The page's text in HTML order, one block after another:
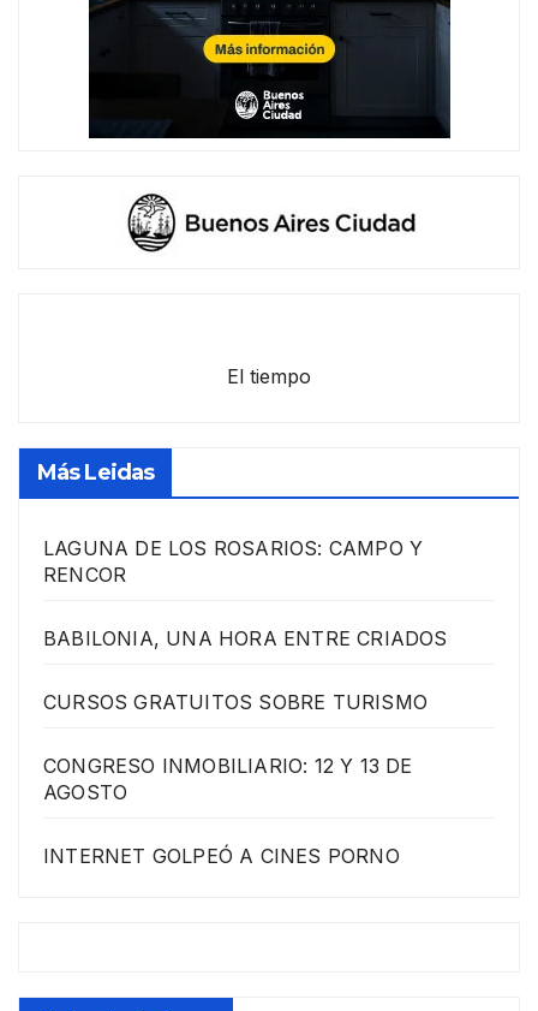
El tiempo
Más Leidas
LAGUNA DE LOS ROSARIOS: CAMPO Y
RENCOR
BABILONIA, UNA HORA ENTRE CRIADOS
CURSOS GRATUITOS SOBRE TURISMO
CONGRESO INMOBILIARIO: 12 Y 13 DE
AGOSTO
INTERNET GOLPEÓ A CINES PORNO